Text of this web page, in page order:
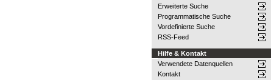
Erweiterte Suche
Programmatische Suche
Vordefinierte Suche
RSS-Feed
Hilfe & Kontakt
Verwendete Datenquellen
Kontakt